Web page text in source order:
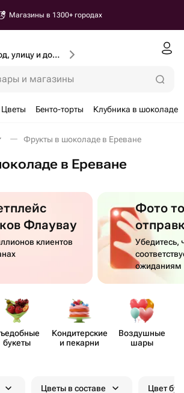
Магазины в 1300+ городах
Введите город, улицу и дом доставки
и магазины
Цветы Бенто-торты Клубника в шоколаде
Фрукты в шоколаде в Ереване
в Ереване
Флаувау
клиентов
Фото
Убедитесь,
ожиданиям
букеты
Кондит​ерские
и пекарни
Воздушные
шары
Цветы в составе Цвет